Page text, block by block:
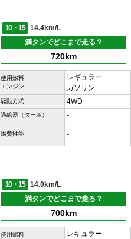
10・15
14.4km/L
満タンでどこまで走る？
720km
使用燃料
エンジン
レギュラー
ガソリン
駆動方式 4WD
過給器（ターボ） -
燃費性能 -
10・15
14.0km/L
満タンでどこまで走る？
700km
使用燃料
レギュラー